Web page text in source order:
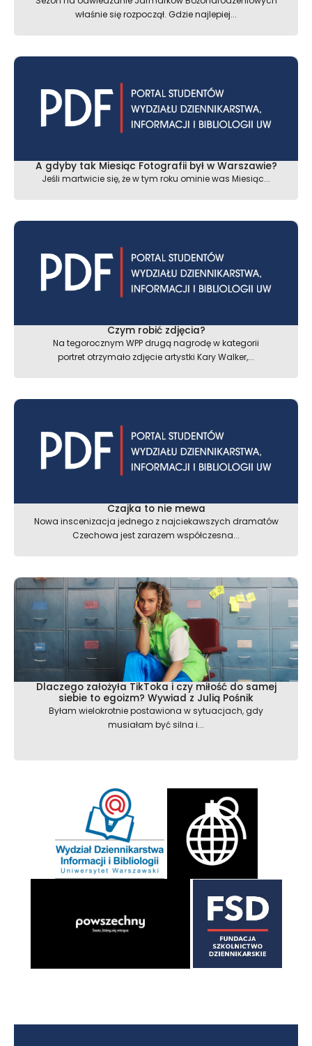
właśnie się rozpoczął. Gdzie najlepiej...
A gdyby tak Miesiąc Fotografii był w Warszawie?
Jeśli martwicie się, że w tym roku ominie was Miesiąc...
Czym robić zdjęcia?
Na tegorocznym WPP drugą nagrodę w kategorii
portret otrzymało zdjęcie artystki Kary Walker,...
Czajka to nie mewa
Nowa inscenizacja jednego z najciekawszych dramatów
Czechowa jest zarazem współczesna...
Dlaczego założyła TikToka i czy miłość do samej
siebie to egoizm? Wywiad z Julią Pośnik
Byłam wielokrotnie postawiona w sytuacjach, gdy
musiałam być silna i...